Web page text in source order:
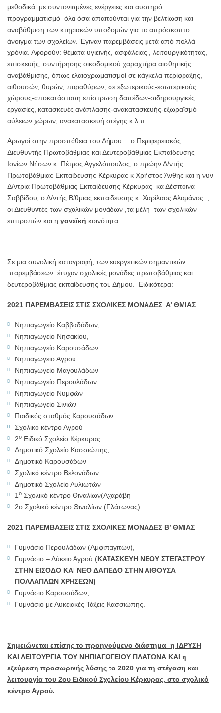
μεθοδικά με συντονισμένες ενέργειες και αυστηρό
προγραμματισμό όλα όσα απαιτούνται για την βελτίωση και
αναβάθμιση των κτηριακών υποδομών για το απρόσκοπτο
άνοιγμα των σχολείων. Έγιναν παρεμβάσεις μετά από πολλά
χρόνια. Αφορούν: θέματα υγιεινής, ασφάλειας , λειτουργικότητας,
επισκευής, συντήρησης οικοδομικού χαραχτήρα αισθητικής
αναβάθμισης, όπως ελαιοχρωματισμοί σε κάγκελα περίφραξης,
αιθουσών, θυρών, παραθύρων, σε εξωτερικούς-εσωτερικούς
χώρους-αποκατάσταση επίστρωση δαπέδων-σιδηρουργικές
εργασίες, κατασκευές ανάπλασης-ανακατασκευής-εξωραϊσμό
αύλειων χώρων, ανακατασκευή στέγης κ.λ.π
Αρωγοί στην προσπάθεια του Δήμου… ο Περιφερειακός
Διευθυντής Πρωτοβάθμιας και Δευτεροβάθμιας Εκπαίδευσης
Ιονίων Νήσων κ. Πέτρος Αγγελόπουλος, ο πρώην Δ/ντής
Πρωτοβάθμιας Εκπαίδευσης Κέρκυρας κ Χρήστος Άνθης και η νυν
Δ/ντρια Πρωτοβάθμιας Εκπαίδευσης Κέρκυρας κα Δέσποινα
Σαββίδου, ο Δ/ντής Β/θμιας εκπαίδευσης κ. Χαρίλαος Αλαμάνος ,
οι Διευθυντές των σχολικών μονάδων ,τα μέλη των σχολικών
επιτροπών και η γονεϊκή κοινότητα.
Σε μια συνολική καταγραφή, των ευεργετικών σημαντικών
παρεμβάσεων έτυχαν σχολικές μονάδες πρωτοβάθμιας και
δευτεροβάθμιας εκπαίδευσης του Δήμου. Ειδικότερα:
2021 ΠΑΡΕΜΒΑΣΕΙΣ ΣΤΙΣ ΣΧΟΛΙΚΕΣ ΜΟΝΑΔΕΣ Α’ ΘΜΙΑΣ
Νηπιαγωγείο Καββαδάδων,
Νηπιαγωγείο Νησακίου,
Νηπιαγωγείο Καρουσάδων
Νηπιαγωγείο Αγρού
Νηπιαγωγείο Μαγουλάδων
Νηπιαγωγείο Περουλάδων
Νηπιαγωγείο Νυμφών
Νηπιαγωγείο Σινιών
Παιδικός σταθμός Καρουσάδων
Σχολικό κέντρο Αγρού
2ο Ειδικό Σχολείο Κέρκυρας
Δημοτικό Σχολείο Κασσιώπης,
Δημοτικό Καρουσάδων
Σχολικό κέντρο Βελονάδων
Δημοτικό Σχολείο Αυλιωτών
1 ο Σχολικό κέντρο Θιναλίων(Αχαράβη
2ο Σχολικό κέντρο Θιναλίων (Πλάτωνας)
2021 ΠΑΡΕΜΒΑΣΕΙΣ ΣΤΙΣ ΣΧΟΛΙΚΕΣ ΜΟΝΑΔΕΣ Β’ ΘΜΙΑΣ
Γυμνάσιο Περουλάδων (Αμφιπαγιτών),
Γυμνάσιο – Λύκειο Αγρού (ΚΑΤΑΣΚΕΥΗ ΝΕΟΥ ΣΤΕΓΑΣΤΡΟΥ
ΣΤΗΝ ΕΙΣΟΔΟ ΚΑΙ ΝΕΟ ΔΑΠΕΔΟ ΣΤΗΝ ΑΙΘΟΥΣΑ
ΠΟΛΛΑΠΛΩΝ ΧΡΗΣΕΩΝ)
Γυμνάσιο Καρουσάδων,
Γυμνάσιο με Λυκειακές Τάξεις Κασσιώπης.
Σημειώνεται επίσης το προηγούμενο διάστημα η ΙΔΡΥΣΗ
ΚΑΙ ΛΕΙΤΟΥΡΓΙΑ ΤΟΥ ΝΗΠΙΑΓΩΓΕΙΟΥ ΠΛΑΤΩΝΑ ΚΑΙ η
εξεύρεση προσωρινής λύσης το 2020 για τη στέγαση και
λειτουργία του 2ου Ειδικού Σχολείου Κέρκυρας, στο σχολικό
κέντρο Αγρού.